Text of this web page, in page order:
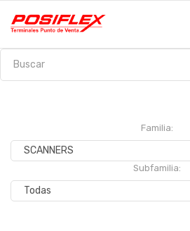
Familia:
Subfamilia: